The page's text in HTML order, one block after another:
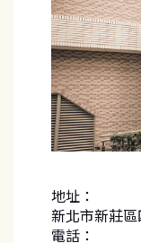
地址：
新北市新莊
電話：